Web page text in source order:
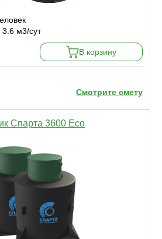
3.6 м3/сут
В корзину
Смотрите смету
Спарта 3600 Eco